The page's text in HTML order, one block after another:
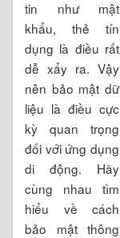
tin như mật
khẩu, thẻ tín
dụng là điều rất
dễ xẩy ra. Vậy
nên bảo mật dữ
liệu là điều cực
kỳ quan trọng
đối với ứng dụng
di động. ‌‌Hãy
cùng nhau tìm
hiểu về cách
bảo mật thông